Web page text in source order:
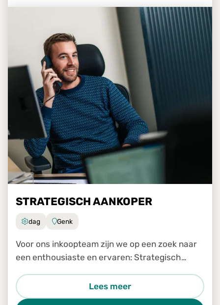
STRATEGISCH AANKOPER
dag Genk
Voor ons inkoopteam zijn we op een zoek naar
een enthousiaste en ervaren: Strategisch
Lees meer